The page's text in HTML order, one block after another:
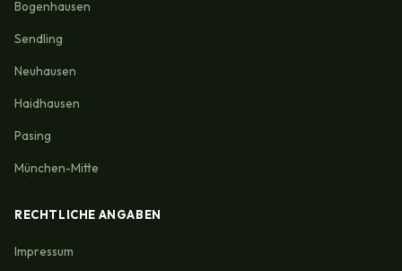
Bogenhausen
Sendling
Neuhausen
Haidhausen
Pasing
München-Mitte
RECHTLICHE ANGABEN
Impressum